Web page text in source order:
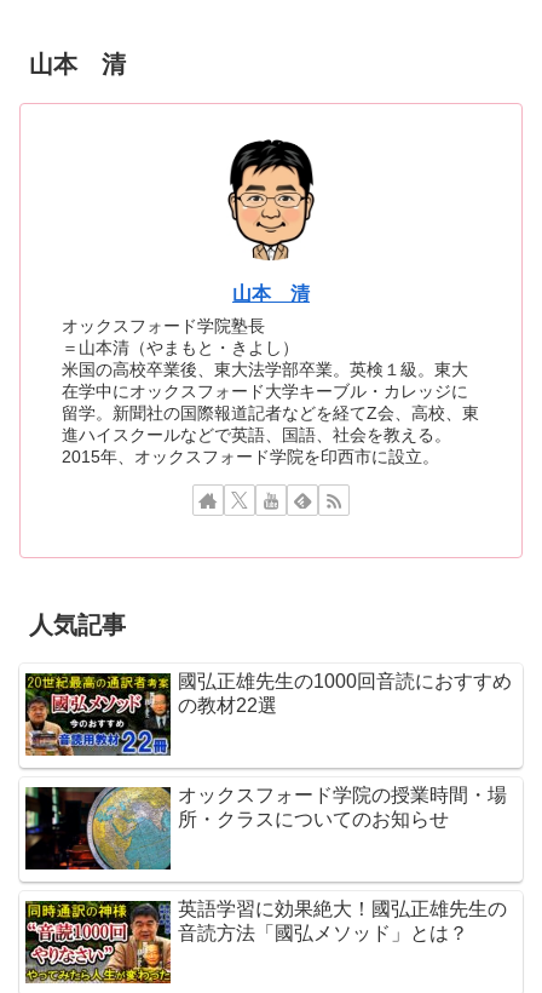
山本 清
山本 清
オックスフォード学院塾長
＝山本清（やまもと・きよし）
米国の高校卒業後、東大法学部卒業。英検１級。東大
在学中にオックスフォード大学キーブル・カレッジに
留学。新聞社の国際報道記者などを経てZ会、高校、東
進ハイスクールなどで英語、国語、社会を教える。
2015年、オックスフォード学院を印西市に設立。
人気記事
國弘正雄先生の1000回音読におすすめ
の教材22選
オックスフォード学院の授業時間・場
所・クラスについてのお知らせ
英語学習に効果絶大！國弘正雄先生の
音読方法「國弘メソッド」とは？